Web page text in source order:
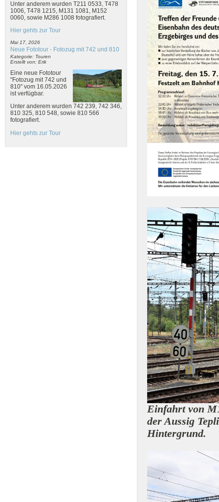
Unter anderem wurden T211 0533, T478
1006, T478 1215, M131 1081, M152
0060, sowie M286 1008 fotografiert.
Hier gehts zur Tour
Mai 17, 2026
Neue Fototour - Fotozug mit 742 und 810
Kategorie: Touren
Erstellt von: Erik
Eine neue Fototour
"Fotozug mit 742 und
810" vom 16.05.2026
ist verfügbar.
Unter anderem wurden 742 239, 742 346,
810 325, 810 548, sowie 810 566
fotografiert.
Hier gehts zur Tour
Einfahrt von
der Aussig
Hintergrund.